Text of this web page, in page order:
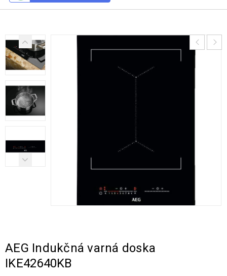
AEG Indukčná varná doska
IKE42640KB